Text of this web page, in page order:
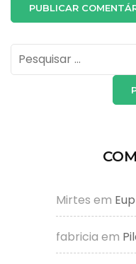
Pesquisar
por:
Mirtes em
fabricia em